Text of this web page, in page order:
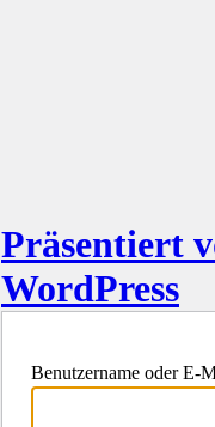
Präsentiert
WordPress
Benutzername oder E-